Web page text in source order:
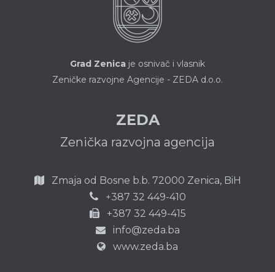
Grad Zenica je osnivač i vlasnik
Zeničke razvojne Agencije - ZEDA d.o.o.
ZEDA
Zenička razvojna agencija
Zmaja od Bosne b.b. 72000 Zenica, BiH
+387 32 449-410
+387 32 449-415
info@zeda.ba
www.zeda.ba